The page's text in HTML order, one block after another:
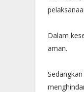
Dalam
aman.